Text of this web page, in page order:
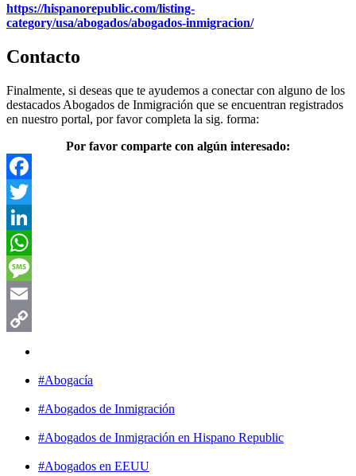
https://hispanorepublic.com/listing-
category/usa/abogados/abogados-inmigracion/
Contacto
Finalmente, si deseas que te ayudemos a conectar con alguno de los
destacados Abogados de Inmigración que se encuentran registrados
en nuestro portal, por favor completa la sig. forma:
Por favor comparte con algún interesado:
#Abogacía
#Abogados de Inmigración
#Abogados de Inmigración en Hispano Republic
#Abogados en EEUU